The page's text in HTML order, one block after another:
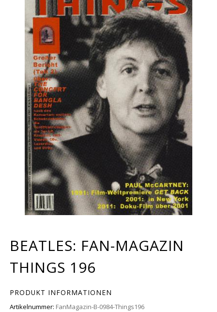
BEATLES: FAN-MAGAZIN
THINGS 196
PRODUKT INFORMATIONEN
Artikelnummer: FanMagazin-B-0984-Things196